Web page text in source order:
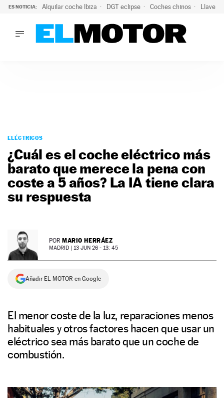
ES NOTICIA: Alquilar coche Ibiza DGT eclipse Coches chinos Llaves
PODCAST
MOTOS
TECNOLOGÍA
SUPERCOCHES
NEWSLETTER
ELÉCTRICOS
¿Cuál es el coche eléctrico más
barato que merece la pena con
coste a 5 años? La IA tiene clara
su respuesta
POR MARIO HERRÁEZ
MADRID | 13 JUN 26 - 13: 45
Añadir EL MOTOR en Google
El menor coste de la luz, reparaciones menos
habituales y otros factores hacen que usar un
eléctrico sea más barato que un coche de
combustión.